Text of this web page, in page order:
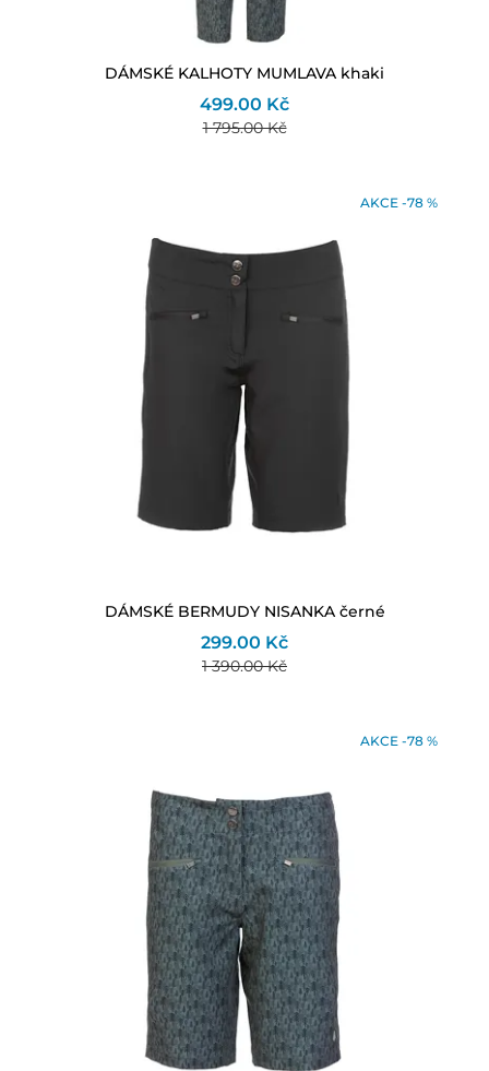
DÁMSKÉ KALHOTY MUMLAVA khaki
499.00 Kč
1 795.00 Kč
AKCE -78 %
DÁMSKÉ BERMUDY NISANKA černé
299.00 Kč
1 390.00 Kč
AKCE -78 %